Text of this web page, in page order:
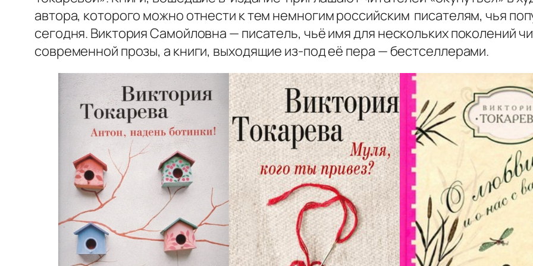
автора, которого можно отнести к тем немногим российским писателям, чья
сегодня. Виктория Самойловна — писатель, чьё имя для нескольких поколений
современной прозы, а книги, выходящие из-под её пера — бестселлерами.